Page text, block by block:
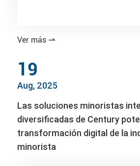
Ver más 
19
Aug, 2025
Las soluciones minoristas
diversificadas de Century
transformación digital de la
minorista